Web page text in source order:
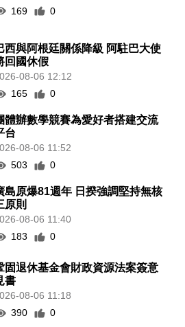
169
0
西與阿根廷關係降級 阿駐巴大使
回國休假
08-06 12:12
165
0
體辦數學競賽為愛好者搭建交流
台
08-06 11:52
503
0
島原爆81週年 日揆強調堅持無核
原則
08-06 11:40
183
0
固退休基金會財政資源法案簽意
書
08-06 11:18
390
0